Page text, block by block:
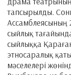
тапсырылды.
Ассамблеясының
сыйлық
сыйлыққа
этносаралық
мәселелері